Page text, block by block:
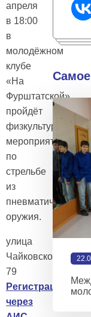
апреля
в 18:00
в
молодёжном
клубе
«На
Фурштатской»
пройдёт
физкультурное
мероприятие
по
стрельбе
из
пневматического
оружия.
улица
Чайковского,
79
Регистрация
через